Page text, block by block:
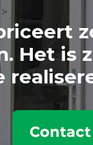
>
Het is